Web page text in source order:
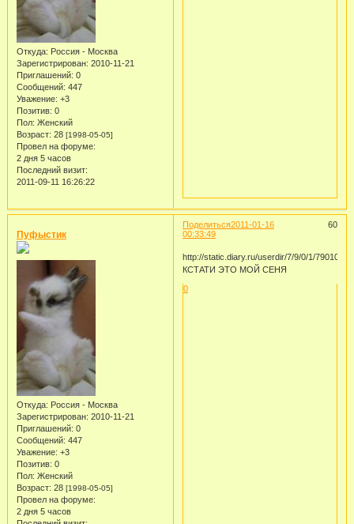
Откуда: Россия - Москва
Зарегистрирован: 2010-11-21
Приглашений: 0
Сообщений: 447
Уважение: +3
Позитив: 0
Пол: Женский
Возраст: 28 [1998-05-05]
Провел на форуме:
2 дня 5 часов
Последний визит:
2011-09-11 16:26:22
Поделиться 60
2011-01-16
00:33:49
Пуфыстик
Откуда: Россия - Москва
Зарегистрирован: 2010-11-21
Приглашений: 0
Сообщений: 447
Уважение: +3
Позитив: 0
Пол: Женский
Возраст: 28 [1998-05-05]
Провел на форуме:
2 дня 5 часов
http://static.diary.ru/userdir/7/9/0/1/790101/
КСТАТИ ЭТО МОЙ СЕНЯ
0